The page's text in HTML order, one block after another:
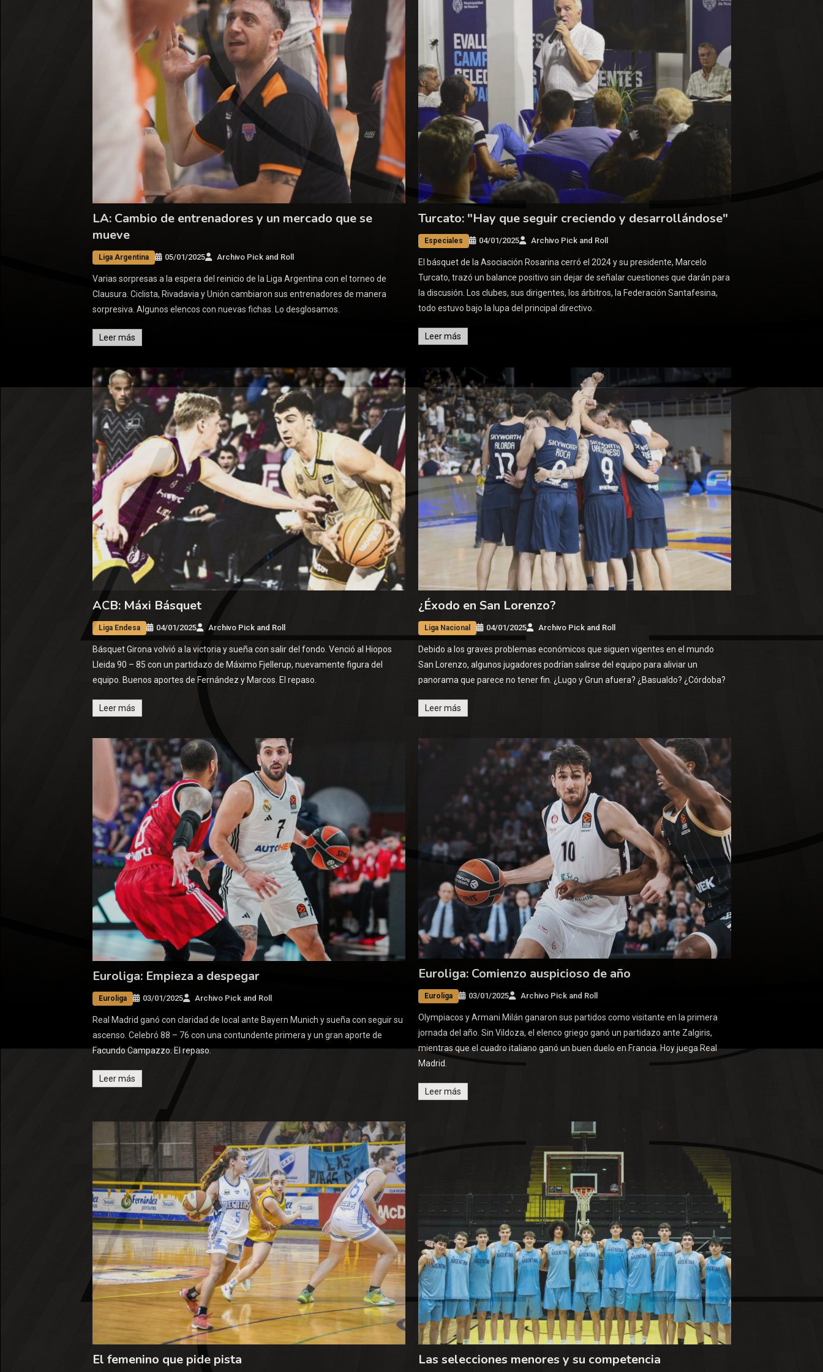
LA: Cambio de entrenadores y un mercado que se
mueve
Liga Argentina 05/01/2025 Archivo Pick and Roll
Varias sorpresas a la espera del reinicio de la Liga Argentina con el torneo de
Clausura. Ciclista, Rivadavia y Unión cambiaron sus entrenadores de manera
sorpresiva. Algunos elencos con nuevas fichas. Lo desglosamos.
Leer más
Turcato: "Hay que seguir creciendo y desarrollándose"
Especiales 04/01/2025 Archivo Pick and Roll
El básquet de la Asociación Rosarina cerró el 2024 y su presidente, Marcelo
Turcato, trazó un balance positivo sin dejar de señalar cuestiones que darán para
la discusión. Los clubes, sus dirigentes, los árbitros, la Federación Santafesina,
todo estuvo bajo la lupa del principal directivo.
Leer más
ACB: Máxi Básquet
Liga Endesa 04/01/2025 Archivo Pick and Roll
Básquet Girona volvió a la victoria y sueña con salir del fondo. Venció al Hiopos
Lleida 90 – 85 con un partidazo de Máximo Fjellerup, nuevamente figura del
equipo. Buenos aportes de Fernández y Marcos. El repaso.
Leer más
¿Éxodo en San Lorenzo?
Liga Nacional 04/01/2025 Archivo Pick and Roll
Debido a los graves problemas económicos que siguen vigentes en el mundo
San Lorenzo, algunos jugadores podrían salirse del equipo para aliviar un
panorama que parece no tener fin. ¿Lugo y Grun afuera? ¿Basualdo? ¿Córdoba?
Leer más
Euroliga: Empieza a despegar
Euroliga 03/01/2025 Archivo Pick and Roll
Real Madrid ganó con claridad de local ante Bayern Munich y sueña con seguir su
ascenso. Celebró 88 – 76 con una contundente primera y un gran aporte de
Facundo Campazzo. El repaso.
Leer más
Euroliga: Comienzo auspicioso de año
Euroliga 03/01/2025 Archivo Pick and Roll
Olympiacos y Armani Milán ganaron sus partidos como visitante en la primera
jornada del año. Sin Vildoza, el elenco griego ganó un partidazo ante Zalgiris,
mientras que el cuadro italiano ganó un buen duelo en Francia. Hoy juega Real
Madrid.
Leer más
El femenino que pide pista Las selecciones menores y su competencia